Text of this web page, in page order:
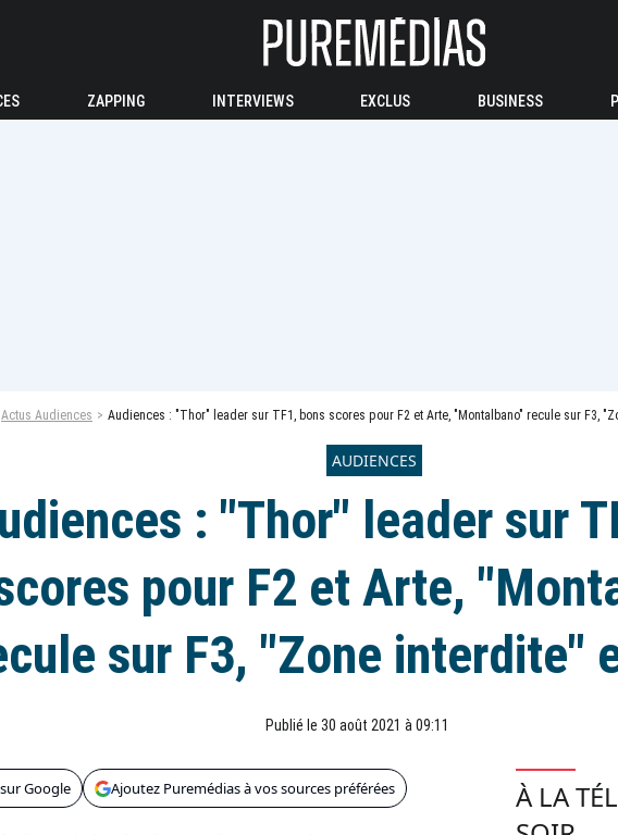
ZAPPING INTERVIEWS EXCLUS BUSINESS
Actus Audiences Audiences : "Thor" leader sur TF1, bons scores pour F2 et Arte, "Montalbano" recule sur F3,
AUDIENCES
: "Thor" leader sur
pour F2 et Arte,
sur F3, "Zone interdite"
Publié le 30 août 2021 à 09:11
Google Ajoutez Puremédias à vos sources préférées
À LA